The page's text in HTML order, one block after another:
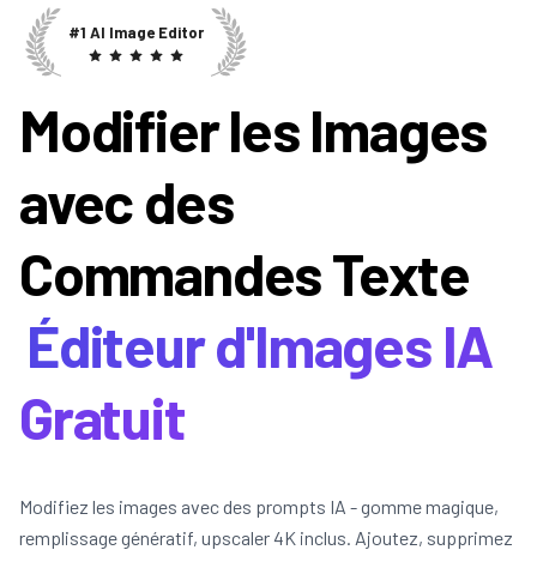
#1 AI Image Editor
Modifier les Images
avec des
Commandes Texte
Éditeur d'Images IA
Gratuit
Modifiez les images avec des prompts IA - gomme magique,
remplissage génératif, upscaler 4K inclus. Ajoutez, supprimez